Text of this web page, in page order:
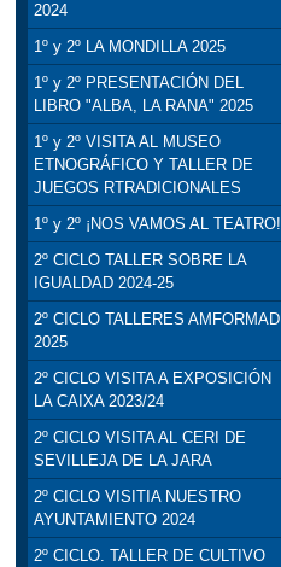
2024
1º y 2º LA MONDILLA 2025
1º y 2º PRESENTACIÓN DEL
LIBRO "ALBA, LA RANA" 2025
1º y 2º VISITA AL MUSEO
ETNOGRÁFICO Y TALLER DE
JUEGOS RTRADICIONALES
1º y 2º ¡NOS VAMOS AL TEATRO!
2º CICLO TALLER SOBRE LA
IGUALDAD 2024-25
2º CICLO TALLERES AMFORMAD
2025
2º CICLO VISITA A EXPOSICIÓN
LA CAIXA 2023/24
2º CICLO VISITA AL CERI DE
SEVILLEJA DE LA JARA
2º CICLO VISITIA NUESTRO
AYUNTAMIENTO 2024
2º CICLO. TALLER DE CULTIVO